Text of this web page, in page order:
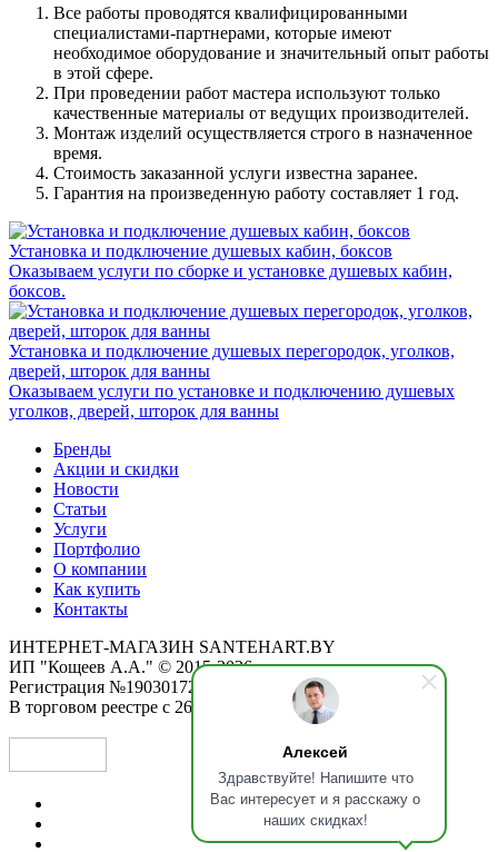
Алексей
Здравствуйте! Напишите что
Вас интересует и я расскажу о
наших скидках!
Все работы проводятся квалифицированными
специалистами-партнерами, которые имеют
необходимое оборудование и значительный опыт работы
в этой сфере.
При проведении работ мастера используют только
качественные материалы от ведущих производителей.
Монтаж изделий осуществляется строго в назначенное
время.
Стоимость заказанной услуги известна заранее.
Гарантия на произведенную работу составляет 1 год.
Установка и подключение душевых кабин, боксов
Оказываем услуги по сборке и установке душевых кабин,
боксов.
Установка и подключение душевых перегородок, уголков,
дверей, шторок для ванны
Оказываем услуги по установке и подключению душевых
уголков, дверей, шторок для ванны
Бренды
Акции и скидки
Новости
Статьи
Услуги
Портфолио
О компании
Как купить
Контакты
ИНТЕРНЕТ-МАГАЗИН SANTEHART.BY
ИП "Кощеев А.А." © 2015-2026
Регистрация №190301725 от 12.02.2015
В торговом реестре с 26.11.2019